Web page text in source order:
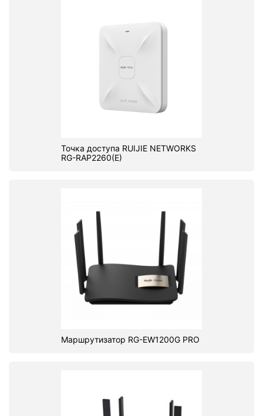
Точка доступа RUIJIE NETWORKS
RG-RAP2260(E)
Маршрутизатор RG-EW1200G PRO